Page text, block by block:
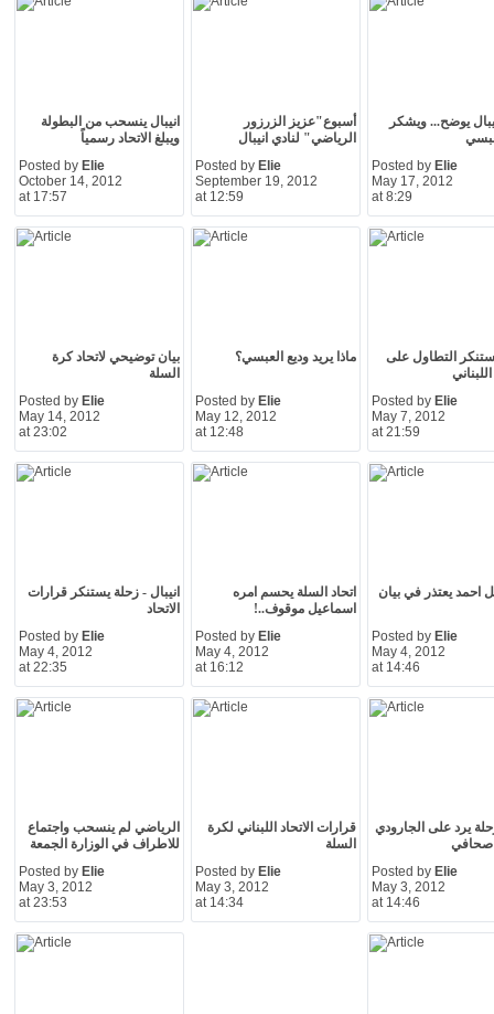
انيبال ينسحب من البطولة
ويبلغ الاتحاد رسمياً
Posted by Elie
October 14, 2012
at 17:57
أسبوع"عزيز الزرزور
الرياضي" لنادي انيبال
Posted by Elie
September 19, 2012
at 12:59
يوضح... ويشكر
Posted by Elie
May 17, 2012
at 8:29
بيان توضيحي لاتحاد كرة
السلة
Posted by Elie
May 14, 2012
at 23:02
ماذا يريد وديع العبسي؟
Posted by Elie
May 12, 2012
at 12:48
التطاول على
Posted by Elie
May 7, 2012
at 21:59
انيبال - زحلة يستنكر قرارات
الاتحاد
Posted by Elie
May 4, 2012
at 22:35
اتحاد السلة يحسم امره
اسماعيل موقوف..!
Posted by Elie
May 4, 2012
at 16:12
احمد يعتذر في بيان
Posted by Elie
May 4, 2012
at 14:46
الرياضي لم ينسحب واجتماع
للاطراف في الوزارة الجمعة
Posted by Elie
May 3, 2012
at 23:53
قرارات الاتحاد اللبناني لكرة
السلة
Posted by Elie
May 3, 2012
at 14:34
يرد على الجارودي
صحافي
Posted by Elie
May 3, 2012
at 14:46